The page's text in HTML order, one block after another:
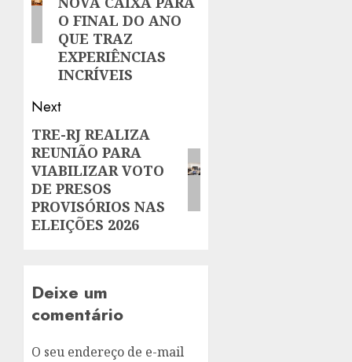
O FINAL DO ANO
QUE TRAZ
EXPERIÊNCIAS
INCRÍVEIS
Next
Next
post:
TRE-RJ REALIZA
REUNIÃO PARA
VIABILIZAR VOTO
DE PRESOS
PROVISÓRIOS NAS
ELEIÇÕES 2026
Deixe um
comentário
O seu endereço de e-mail